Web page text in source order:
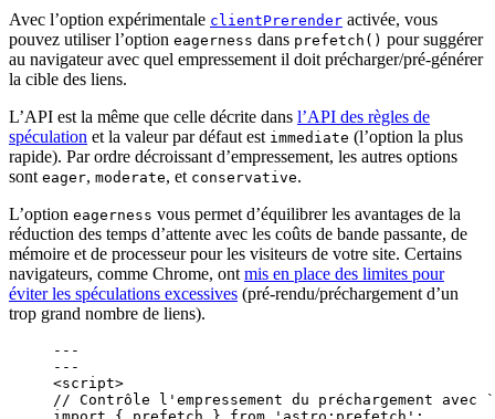
Avec l’option expérimentale clientPrerender activée, vous
pouvez utiliser l’option eagerness dans prefetch() pour suggérer
au navigateur avec quel empressement il doit précharger/pré-générer
la cible des liens.
L’API est la même que celle décrite dans l’API des règles de
spéculation et la valeur par défaut est immediate (l’option la plus
rapide). Par ordre décroissant d’empressement, les autres options
sont eager, moderate, et conservative.
L’option eagerness vous permet d’équilibrer les avantages de la
réduction des temps d’attente avec les coûts de bande passante, de
mémoire et de processeur pour les visiteurs de votre site. Certains
navigateurs, comme Chrome, ontmis en place des limites pour
éviter les spéculations excessives (pré-rendu/préchargement d’un
trop grand nombre de liens).
---
---
<script>
// Contrôle l'empressement du préchargement